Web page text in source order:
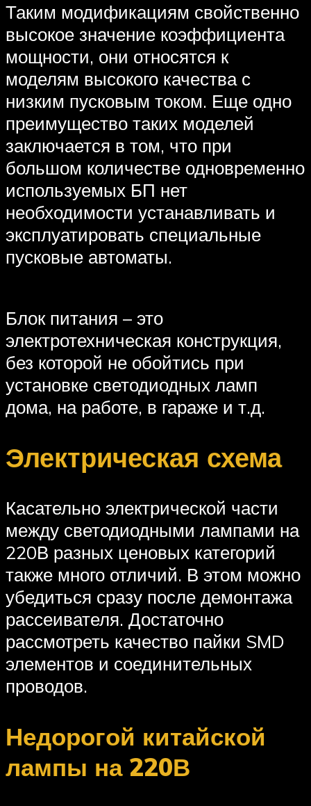
Таким модификациям свойственно
высокое значение коэффициента
мощности, они относятся к
моделям высокого качества с
низким пусковым током. Еще одно
преимущество таких моделей
заключается в том, что при
большом количестве одновременно
используемых БП нет
необходимости устанавливать и
эксплуатировать специальные
пусковые автоматы.
Блок питания – это
электротехническая конструкция,
без которой не обойтись при
установке светодиодных ламп
дома, на работе, в гараже и т.д.
Электрическая схема
Касательно электрической части
между светодиодными лампами на
220В разных ценовых категорий
также много отличий. В этом можно
убедиться сразу после демонтажа
рассеивателя. Достаточно
рассмотреть качество пайки SMD
элементов и соединительных
проводов.
Недорогой китайской
лампы на 220В